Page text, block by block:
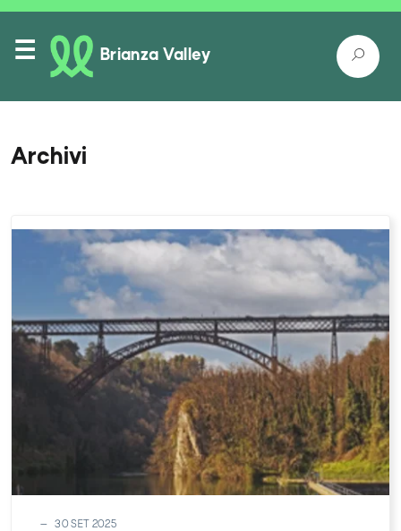
Brianza Valley
Itinerari
Luoghi nella natura
Luoghi da conoscere
Come raggiungerci
Eventi
Archivi
30 SET 2025